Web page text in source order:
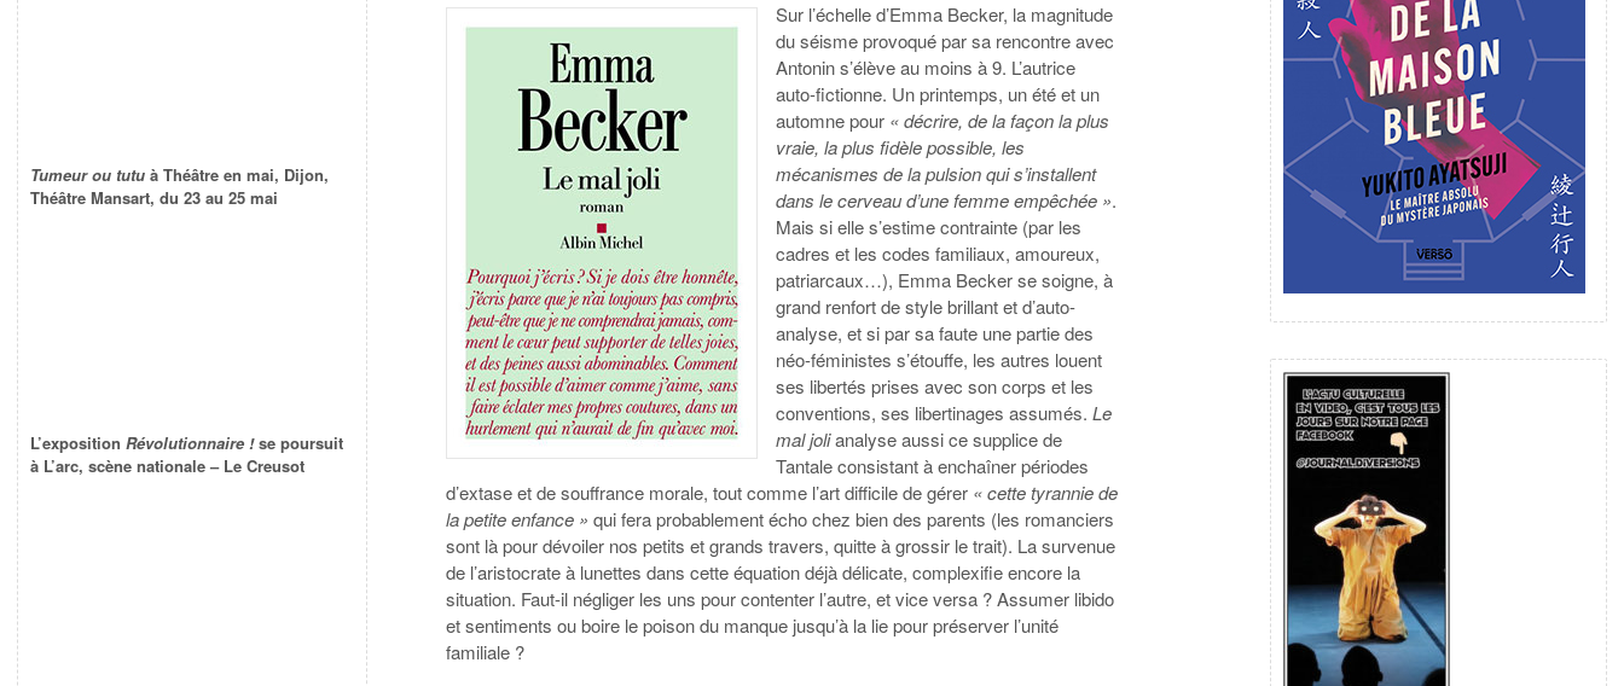
Sur l’échelle d’Emma Becker, la magnitude
du séisme provoqué par sa rencontre avec
Antonin s’élève au moins à 9. L’autrice
auto-fictionne. Un printemps, un été et un
automne pour « décrire, de la façon la plus
vraie, la plus fidèle possible, les
mécanismes de la pulsion qui s’installent
dans le cerveau d’une femme empêchée ».
Mais si elle s’estime contrainte (par les
cadres et les codes familiaux, amoureux,
patriarcaux…), Emma Becker se soigne, à
grand renfort de style brillant et d’auto-
analyse, et si par sa faute une partie des
néo-féministes s’étouffe, les autres louent
ses libertés prises avec son corps et les
conventions, ses libertinages assumés.Le
mal jolianalyse aussi ce supplice de
Tantale consistant à enchaîner périodes
d’extase et de souffrance morale, tout comme l’art difficile de gérer « cette tyrannie de
la petite enfance » qui fera probablement écho chez bien des parents (les romanciers
sont là pour dévoiler nos petits et grands travers, quitte à grossir le trait). La survenue
de l’aristocrate à lunettes dans cette équation déjà délicate, complexifie encore la
situation. Faut-il négliger les uns pour contenter l’autre, et vice versa ? Assumer libido
et sentiments ou boire le poison du manque jusqu’à la lie pour préserver l’unité
familiale ?
Tumeur ou tutu à Théâtre en mai, Dijon,
Théâtre Mansart, du 23 au 25 mai
L’exposition Révolutionnaire !se poursuit
à L’arc, scène nationale – Le Creusot